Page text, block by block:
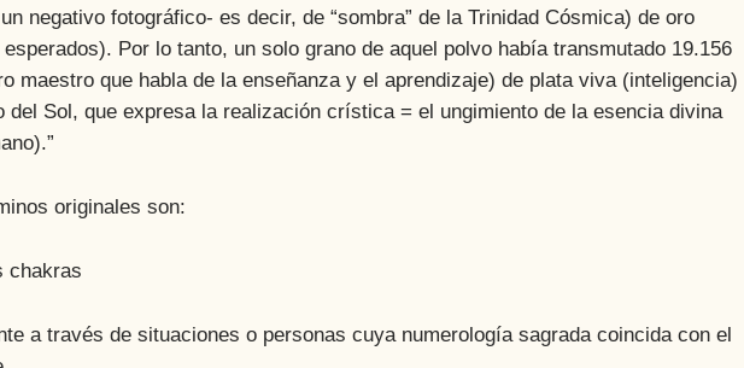
negativo fotográfico- es decir, de “sombra” de la Trinidad Cósmica) de oro
Por lo tanto, un solo grano de aquel polvo había transmutado 19.156
maestro que habla de la enseñanza y el aprendizaje) de plata viva (inteligencia)
del Sol, que expresa la realización crística = el ungimiento de la esencia divina
originales son:
a través de situaciones o personas cuya numerología sagrada coincida con el